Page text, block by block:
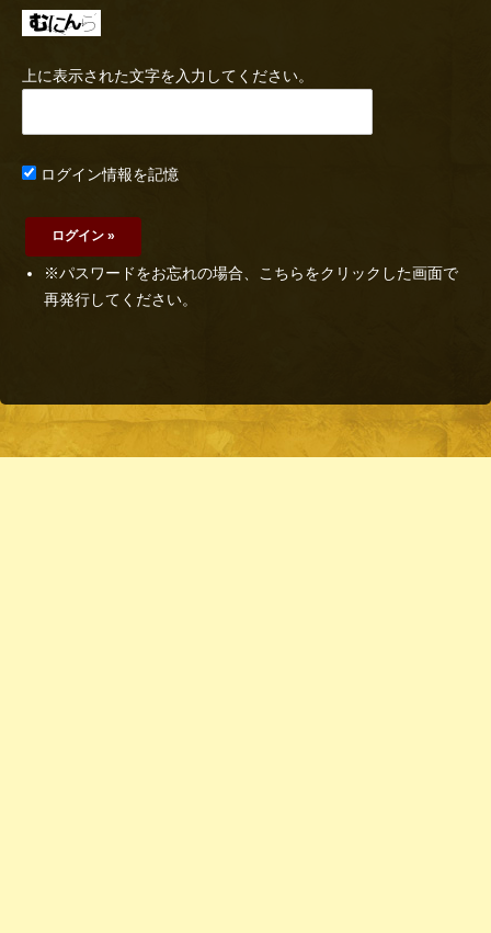
上に表示された文字を入力してください。
ログイン情報を記憶
※パスワードをお忘れの場合、こちらをクリックした画面で
再発行してください。